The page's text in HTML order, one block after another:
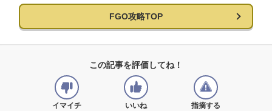
FGO攻略TOP
この記事を評価してね！
イマイチ いいね 指摘する